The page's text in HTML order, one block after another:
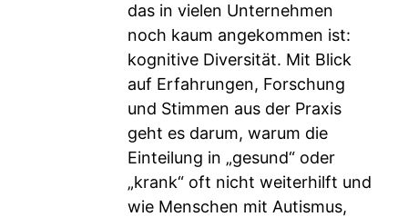
das in vielen Unternehmen
noch kaum angekommen ist:
kognitive Diversität. Mit Blick
auf Erfahrungen, Forschung
und Stimmen aus der Praxis
geht es darum, warum die
Einteilung in „gesund“ oder
„krank“ oft nicht weiterhilft und
wie Menschen mit Autismus,